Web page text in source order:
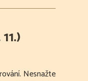
Nesnažte